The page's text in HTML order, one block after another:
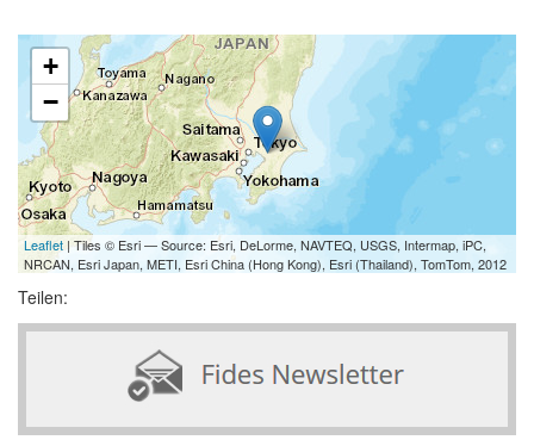
+
−
Leaflet | Tiles © Esri — Source: Esri, DeLorme, NAVTEQ, USGS, Intermap, iPC,
NRCAN, Esri Japan, METI, Esri China (Hong Kong), Esri (Thailand), TomTom, 2012
Teilen: